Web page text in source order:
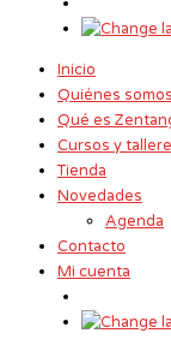
Inicio
Quiénes somos
Qué es
Cursos y
Tienda
Novedades
Agenda
Contacto
Mi cuenta